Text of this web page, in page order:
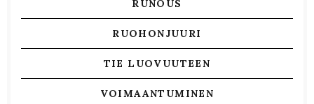
RUNOUS
RUOHONJUURI
TIE LUOVUUTEEN
VOIMAANTUMINEN